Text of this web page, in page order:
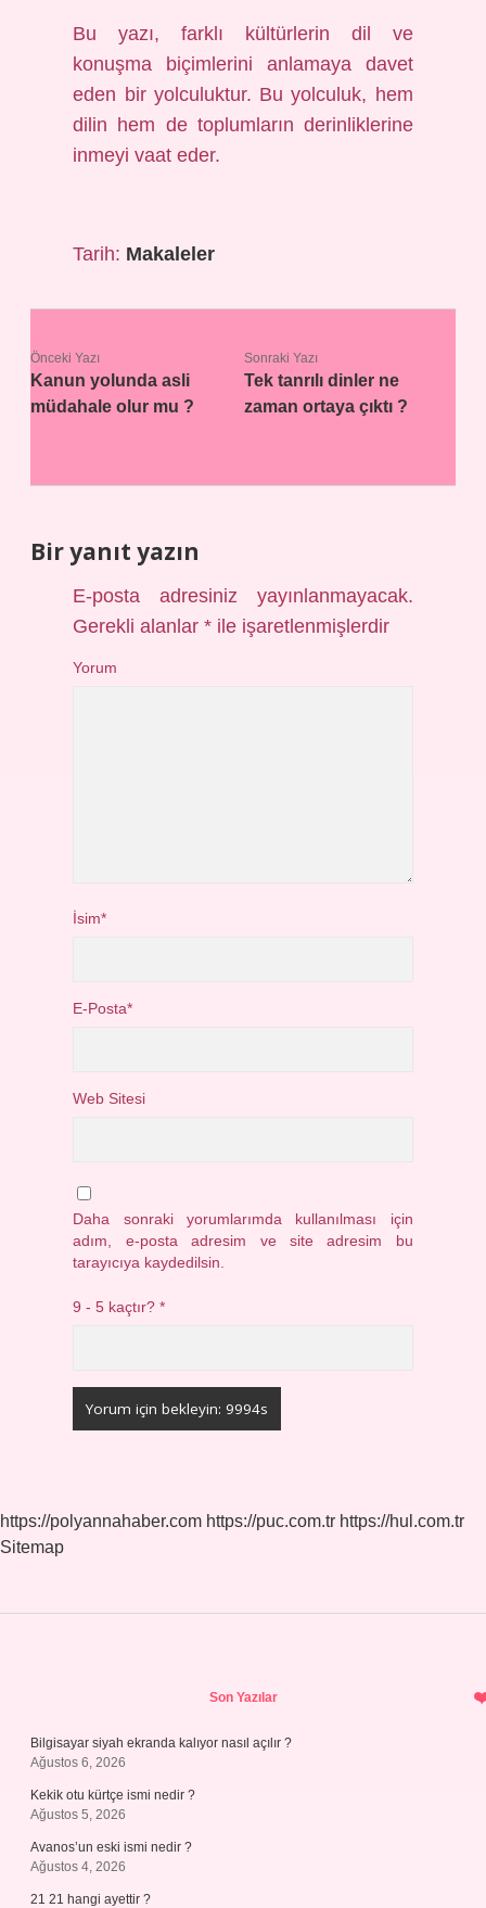
Bu yazı, farklı kültürlerin dil ve
konuşma biçimlerini anlamaya davet
eden bir yolculuktur. Bu yolculuk, hem
dilin hem de toplumların derinliklerine
inmeyi vaat eder.
Tarih: Makaleler
Önceki Yazı
Kanun yolunda asli
müdahale olur mu ?
Sonraki Yazı
Tek tanrılı dinler ne
zaman ortaya çıktı ?
Bir yanıt yazın
E-posta adresiniz yayınlanmayacak.
Gerekli alanlar* ile işaretlenmişlerdir
Yorum
İsim*
E-Posta*
Web Sitesi
Daha sonraki yorumlarımda kullanılması için
adım, e-posta adresim ve site adresim bu
tarayıcıya kaydedilsin.
9 - 5 kaçtır?*
https://polyannahaber.com https://puc.com.tr https://hul.com.tr
Sitemap
Son Yazılar
Bilgisayar siyah ekranda kalıyor nasıl açılır ?
Ağustos 6, 2026
Kekik otu kürtçe ismi nedir ?
Ağustos 5, 2026
Avanos’un eski ismi nedir ?
Ağustos 4, 2026
21 21 hangi ayettir ?